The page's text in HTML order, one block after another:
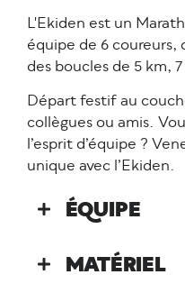
L'Ekiden est un
équipe de 6
des boucles de 5 km,
Départ festif au
collègues ou amis.
l’esprit d’équipe ?
unique avec l’Ekiden.
ÉQUIPE
MATÉRIEL